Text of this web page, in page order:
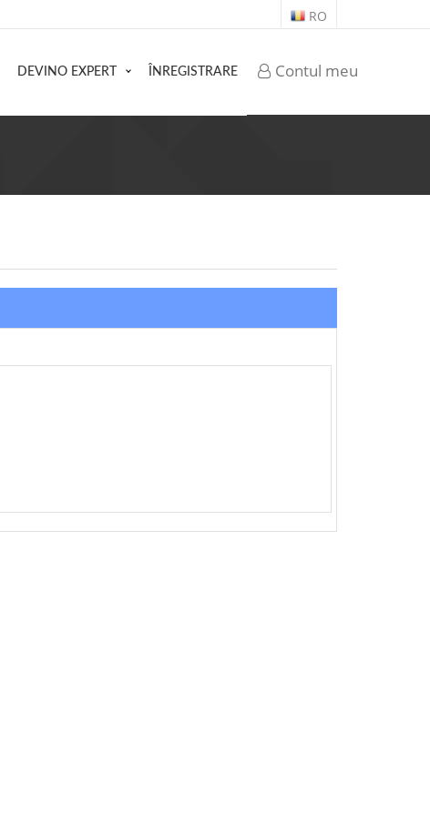
RO
Contul meu
DEVINO EXPERT ÎNREGISTRARE